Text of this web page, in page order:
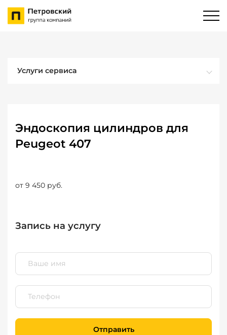
Услуги сервиса
Эндоскопия цилиндров для
Peugeot 407
от 9 450 руб.
Запись на услугу
Отправить